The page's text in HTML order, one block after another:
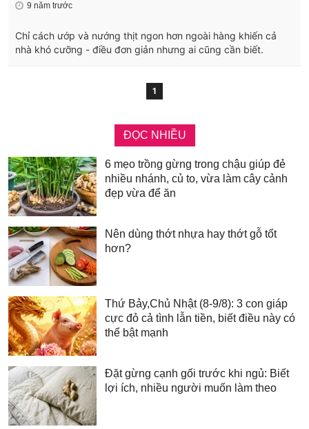
9 năm trước
Chỉ cách ướp và nướng thịt ngon hơn ngoài hàng khiến cả
nhà khó cưỡng - điều đơn giản nhưng ai cũng cần biết.
1
ĐỌC NHIỀU
6 mẹo trồng gừng trong chậu giúp đẻ
nhiều nhánh, củ to, vừa làm cây cảnh
đẹp vừa để ăn
Nên dùng thớt nhựa hay thớt gỗ tốt
hơn?
Thứ Bảy,Chủ Nhật (8-9/8): 3 con giáp
cực đỏ cả tình lẫn tiền, biết điều này có
thể bật mạnh
Đặt gừng cạnh gối trước khi ngủ: Biết
lợi ích, nhiều người muốn làm theo